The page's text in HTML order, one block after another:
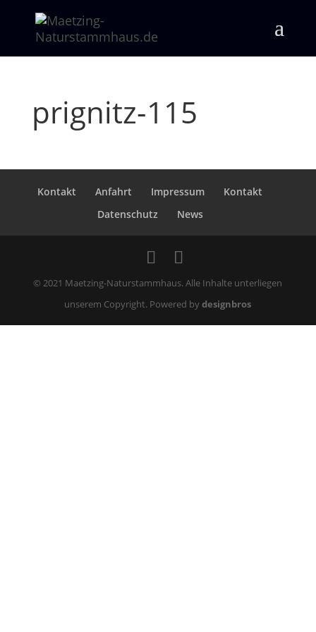
prignitz-115
Kontakt Anfahrt Impressum
Kontakt
Datenschutz
News
© 2021 Maetzing-Naturstammhaus. Alle Inhalte unterliegen
unserem Copyright. Powered bydesignbros